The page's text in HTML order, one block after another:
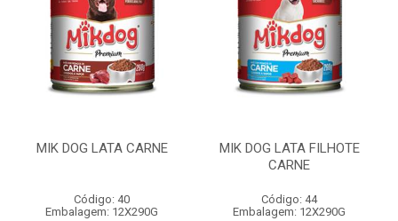
MIK DOG LATA CARNE
Código: 40
Embalagem: 12X290G
MIK DOG LATA FILHOTE
CARNE
Código: 44
Embalagem: 12X290G